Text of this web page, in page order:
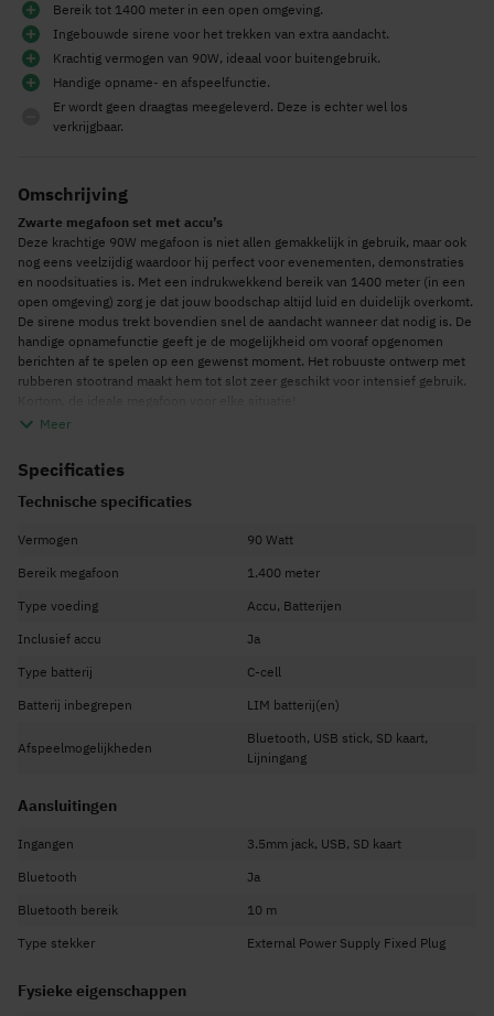
Omschrijving
Zwarte megafoon set met accu’s
Deze krachtige 90W megafoon is niet allen gemakkelijk in gebruik, maar ook
nog eens veelzijdig waardoor hij perfect voor evenementen, demonstraties
en noodsituaties is. Met een indrukwekkend bereik van 1400 meter (in een
open omgeving) zorg je dat jouw boodschap altijd luid en duidelijk overkomt.
De sirene modus trekt bovendien snel de aandacht wanneer dat nodig is. De
handige opnamefunctie geeft je de mogelijkheid om vooraf opgenomen
berichten af te spelen op een gewenst moment. Het robuuste ontwerp met
rubberen stootrand maakt hem tot slot zeer geschikt voor intensief gebruik.
De functies van de megafoon
geluidsoplossing. Met de ingebouwde Bluetooth functionaliteit, USB-poort
vooraf op en speel je op een gewenst moment af. Perfect voor presentaties,
moet zijn.
Oplaadbare lithium-ion accu’s
In deze megafoon set worden twee lithium-ion batterij meegeleverd zodat jij
geen last meer hebt van zoekgeraakte of dure batterijen. Deze oplaadbare
accu’s zorgen ervoor dat je altijd energie binnen handbereik hebt! Na gebruik
voorbereid bent voor de volgende keer dat je de megafoon wil gebruiken!
Meer
Specificaties
Technische specificaties
Vermogen
90 Watt
Bereik megafoon
1.400 meter
Type voeding
Accu, Batterijen
Inclusief accu
Ja
Type batterij
C-cell
Batterij inbegrepen
LIM batterij(en)
Afspeelmogelijkheden
Bluetooth, USB stick, SD kaart,
Lijningang
Aansluitingen
Ingangen
3.5mm jack, USB, SD kaart
Bluetooth
Ja
Bluetooth bereik
10 m
Type stekker
External Power Supply Fixed Plug
Fysieke eigenschappen
Bereik tot 1400 meter in een open omgeving.
Ingebouwde sirene voor het trekken van extra aandacht.
Krachtig vermogen van 90W, ideaal voor buitengebruik.
Handige opname- en afspeelfunctie.
Er wordt geen draagtas meegeleverd. Deze is echter wel los
verkrijgbaar.